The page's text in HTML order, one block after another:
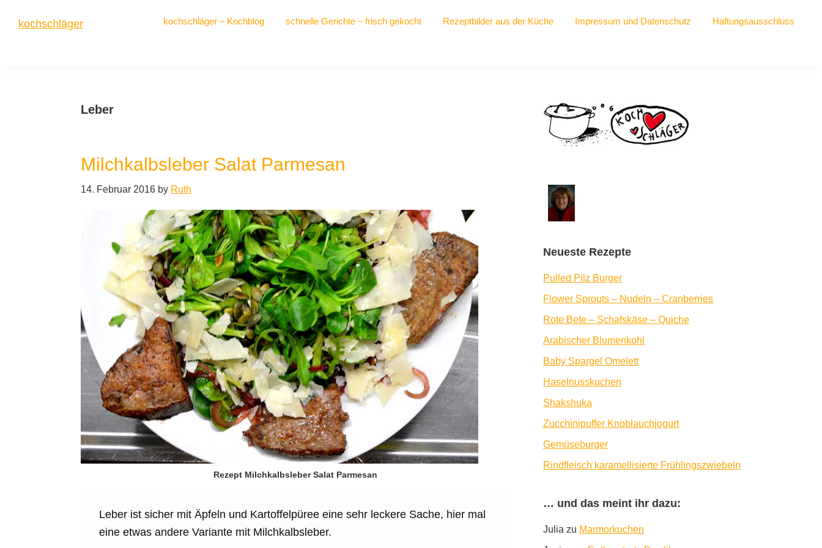
Hauptnavigation
Inhalt
Seitenspalte
kochschläger kochschläger – Kochblog schnelle Gerichte – frisch gekocht Rezeptbilder aus der Küche Impressum und Datenschutz Haftungsausschluss
Leber
Milchkalbsleber Salat Parmesan
14. Februar 2016 by Ruth
Rezept Milchkalbsleber Salat Parmesan
Leber ist sicher mit Äpfeln und Kartoffelpüree eine sehr leckere Sache, hier mal
eine etwas andere Variante mit Milchkalbsleber.
Seitenspalte
Neueste Rezepte
Pulled Pilz Burger
Flower Sprouts – Nudeln – Cranberries
Rote Bete – Schafskäse – Quiche
Arabischer Blumenkohl
Baby Spargel Omelett
Haselnusskuchen
Shakshuka
Zucchinipuffer Knoblauchjogurt
Gemüseburger
Rindfleisch karamellisierte Frühlingszwiebeln
… und das meint ihr dazu:
Julia zu Marmorkuchen